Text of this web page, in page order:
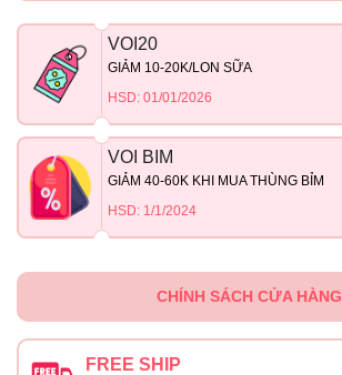
VOI20
GIẢM 10-20K/LON SỮA
HSD: 01/01/2026
VOI BIM
GIẢM 40-60K KHI MUA THÙNG BỈM
HSD: 1/1/2024
CHÍNH SÁCH CỬA HÀNG
FREE SHIP